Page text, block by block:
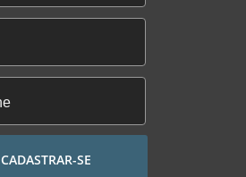
CADASTRAR-SE